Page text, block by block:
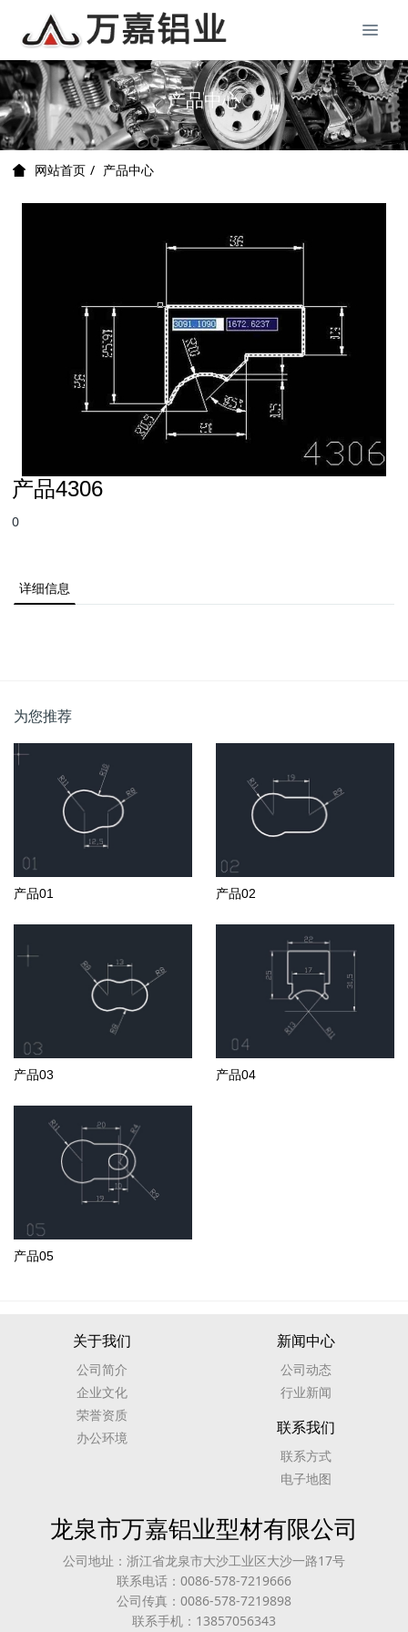
产品中心
网站首页 产品中心
产品4306
0
详细信息
为您推荐
产品01 产品02
产品03 产品04
产品05
关于我们
公司简介
企业文化
荣誉资质
办公环境
新闻中心
公司动态
行业新闻
联系我们
联系方式
电子地图
龙泉市万嘉铝业型材有限公司
公司地址：浙江省龙泉市大沙工业区大沙一路17号
联系电话：0086-578-7219666
公司传真：0086-578-7219898
联系手机：13857056343